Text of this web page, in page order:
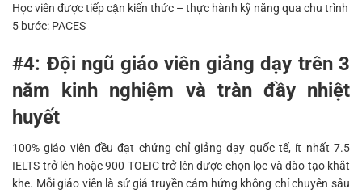
Học viên được tiếp cận kiến thức – thực hành kỹ năng qua chu trình
5 bước: PACES
#4: Đội ngũ giáo viên giảng dạy trên 3
năm kinh nghiệm và tràn đầy nhiệt
huyết
100% giáo viên đều đạt chứng chỉ giảng dạy quốc tế, ít nhất 7.5
IELTS trở lên hoặc 900 TOEIC trở lên được chọn lọc và đào tạo khắt
khe. Mỗi giáo viên là sứ giả truyền cảm hứng không chỉ chuyên sâu